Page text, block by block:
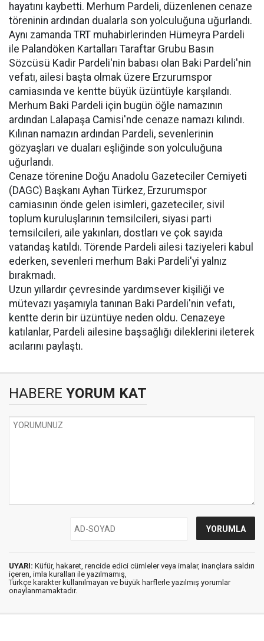
hayatını kaybetti. Merhum Pardeli, düzenlenen cenaze
töreninin ardından dualarla son yolculuğuna uğurlandı.
Aynı zamanda TRT muhabirlerinden Hümeyra Pardeli
ile Palandöken Kartalları Taraftar Grubu Basın
Sözcüsü Kadir Pardeli'nin babası olan Baki Pardeli'nin
vefatı, ailesi başta olmak üzere Erzurumspor
camiasında ve kentte büyük üzüntüyle karşılandı.
Merhum Baki Pardeli için bugün öğle namazının
ardından Lalapaşa Camisi'nde cenaze namazı kılındı.
Kılınan namazın ardından Pardeli, sevenlerinin
gözyaşları ve duaları eşliğinde son yolculuğuna
uğurlandı.
Cenaze törenine Doğu Anadolu Gazeteciler Cemiyeti
(DAGC) Başkanı Ayhan Türkez, Erzurumspor
camiasının önde gelen isimleri, gazeteciler, sivil
toplum kuruluşlarının temsilcileri, siyasi parti
temsilcileri, aile yakınları, dostları ve çok sayıda
vatandaş katıldı. Törende Pardeli ailesi taziyeleri kabul
ederken, sevenleri merhum Baki Pardeli'yi yalnız
bırakmadı.
Uzun yıllardır çevresinde yardımsever kişiliği ve
mütevazı yaşamıyla tanınan Baki Pardeli'nin vefatı,
kentte derin bir üzüntüye neden oldu. Cenazeye
katılanlar, Pardeli ailesine başsağlığı dileklerini ileterek
acılarını paylaştı.
HABERE YORUM KAT
UYARI: Küfür, hakaret, rencide edici cümleler veya imalar, inançlara saldırı
içeren, imla kuralları ile yazılmamış,
Türkçe karakter kullanılmayan ve büyük harflerle yazılmış yorumlar
onaylanmamaktadır.